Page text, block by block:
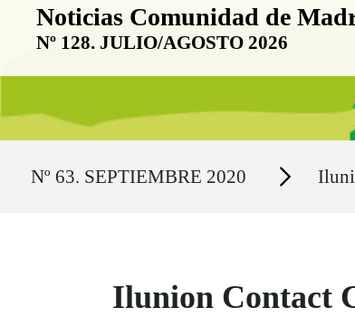
Boletín Noticias Comunidad
Noticias Comunidad de
Nº 128. JULIO/AGOSTO 2026
Nº 63. SEPTIEMBRE 2020 Secciones
Ilunion Contact